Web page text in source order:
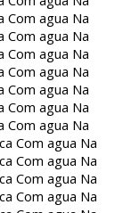
agua Na
agua Na
agua Na
agua Na
agua Na
agua Na
agua Na
Com agua Na
Com agua Na
Com agua Na
Com agua Na